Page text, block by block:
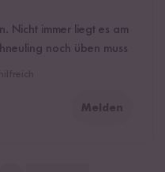
Nicht immer liegt es am
noch üben muss
Melden